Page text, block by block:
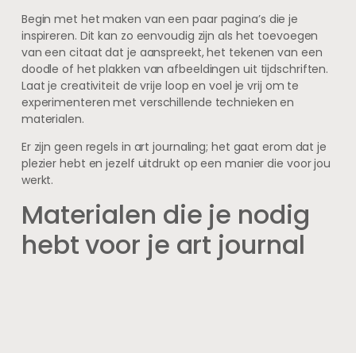
Begin met het maken van een paar pagina’s die je
inspireren. Dit kan zo eenvoudig zijn als het toevoegen
van een citaat dat je aanspreekt, het tekenen van een
doodle of het plakken van afbeeldingen uit tijdschriften.
Laat je creativiteit de vrije loop en voel je vrij om te
experimenteren met verschillende technieken en
materialen.
Er zijn geen regels in art journaling; het gaat erom dat je
plezier hebt en jezelf uitdrukt op een manier die voor jou
werkt.
Materialen die je nodig
hebt voor je art journal